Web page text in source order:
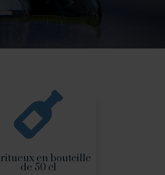

en bouteille
de 50 cl